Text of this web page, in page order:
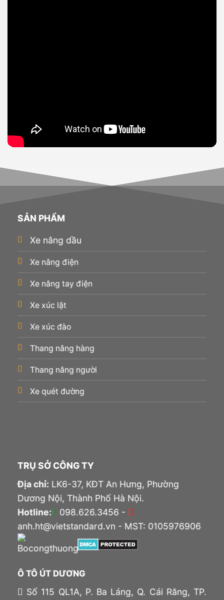
SẢN PHẨM
Xe nâng dầu
Xe nâng điện
Xe nâng tay điện
Xe xúc lật
Xe xúc đào
Thang nâng hàng
Thang nâng người
Xe quét đường
TRỤ SỞ CÔNG TY
Địa chỉ: LK6-37, KĐT An Hưng, Phường
Dương Nội, Thành Phố Hà Nội.
Hotline:
098.626.3456 -
anh.ht@vietstandard.vn - MST: 0105976906
Ô TÔ ÚT DƯƠNG
Số 115 QL1A, P. Ba Láng, Q. Cái Răng, TP.